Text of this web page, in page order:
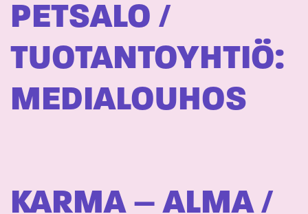
PETSALO /
TUOTANTOYHTIÖ:
MEDIALOUHOS
KARMA – ALMA /